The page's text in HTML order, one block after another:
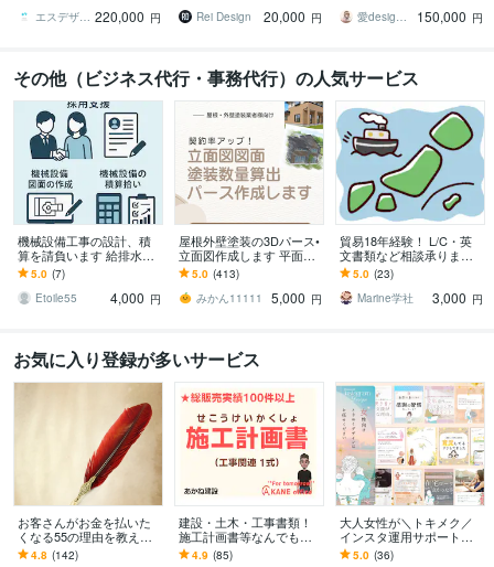
作します
エスデザインマーケティング 220,000 円
入稿データまで作ります
Rei Design
20,000 円
客+集患HP愛design♡HP制作
150,000 円
その他（ビジネス代行・事務代行）の人気サービス
機械設備工事の設計、積
算を請負います 給排水、
空調設備の設計や積算業
務を請負います
5.0 (7)
Etoile55
4,000 円
屋根外壁塗装の3Dパース•
立面図作成します 平面図
から！パース作成、建築
数量算出！6点セット
5.0 (413)
みかん11111
5,000 円
貿易18年経験！ L/C・英
文書類など相談承ります
～初めてでも安心、輸出
現場で培った知識で全般
サポート～
5.0 (23)
Marine学社
3,000 円
お気に入り登録が多いサービス
お客さんがお金を払いた
くなる55の理由を教えま
す 『自分がどうすれば人
4.8 (142)
建設・土木・工事書類！
施工計画書等なんでもし
ます 【総販売200件】・
4.9 (85)
大人女性が＼トキメク／
インスタ運用サポートま
す 【プラチナ認定】編集
5.0 (36)